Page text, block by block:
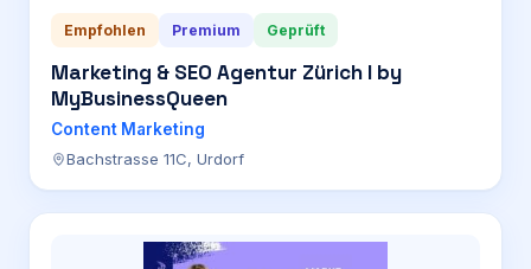
Empfohlen Premium Geprüft
Marketing & SEO Agentur Zürich I by
MyBusinessQueen
Content Marketing
Bachstrasse 11C, Urdorf